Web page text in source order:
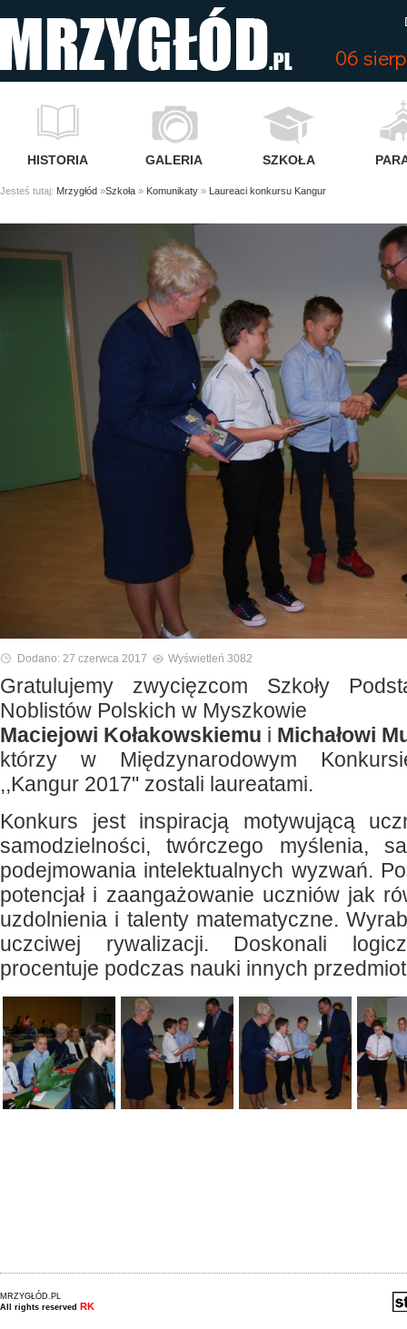
06
HISTORIA GALERIA SZKOŁA
Jesteś tutaj: Mrzygłód »Szkoła » Komunikaty » Laureaci konkursu Kangur
Dodano: 27 czerwca 2017 Wyświetleń 3082
Gratulujemy zwycięzcom Szkoły
Noblistów Polskich w Myszkowie
Maciejowi Kołakowskiemu i Michałowi
którzy w Międzynarodowym
,,Kangur 2017" zostali laureatami.
Konkurs jest inspiracją motywującą
samodzielności, twórczego myślenia,
podejmowania intelektualnych wyzwań.
potencjał i zaangażowanie uczniów jak
uzdolnienia i talenty matematyczne.
uczciwej rywalizacji. Doskonali
procentuje podczas nauki innych
MRZYGŁÓD.PL
All rights reserved RK